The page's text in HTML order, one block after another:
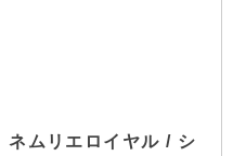
ネムリエロイヤル / シ